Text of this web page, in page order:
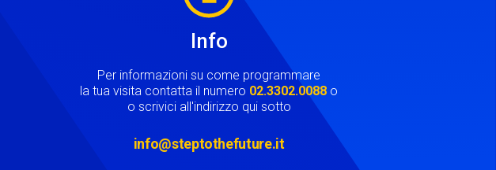
Info
Per informazioni su come programmare
la tua visita contatta il numero 02.3302.0088 o
o scrivici all'indirizzo qui sotto
info@steptothefuture.it